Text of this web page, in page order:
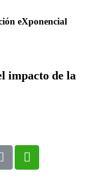
eXponencial
impacto de la